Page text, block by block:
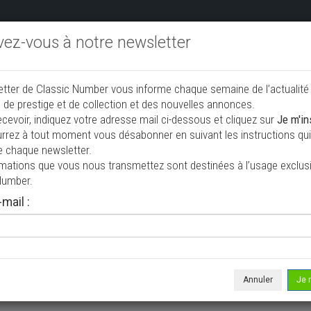
une annonce
ne correspond à votre recherche, veuillez modifier vos critères de
vous à notre newsletter
de Classic Number vous informe chaque semaine de
de prestige et de collection et des nouvelles annonces.
indiquez votre adresse mail ci-dessous et cliquez sur Je
à tout moment vous désabonner en suivant les instructions
chaque newsletter.
que vous nous transmettez sont destinées à l’usage
:
Annuler Je